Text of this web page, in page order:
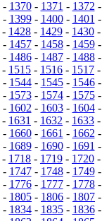
- 1370- 1371 - 1372 -
- 1399- 1400- 1401 -
- 1428 - 1429 - 1430 -
- 1457- 1458- 1459-
- 1486- 1487- 1488-
- 1515 - 1516 - 1517 -
- 1544- 1545- 1546-
- 1573- 1574- 1575-
- 1602 - 1603- 1604-
- 1631 - 1632 - 1633 -
- 1660- 1661 - 1662 -
- 1689- 1690- 1691 -
- 1718 - 1719 - 1720 -
- 1747- 1748- 1749-
- 1776- 1777- 1778-
- 1805 - 1806 - 1807 -
- 1834- 1835- 1836-